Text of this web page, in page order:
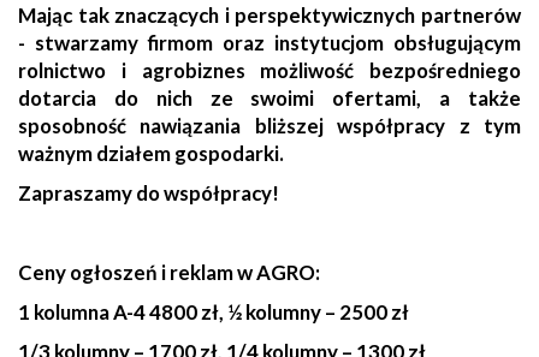
Mając tak znaczących i perspektywicznych partnerów
- stwarzamy firmom oraz instytucjom obsługującym
rolnictwo i agrobiznes możliwość bezpośredniego
dotarcia do nich ze swoimi ofertami, a także
sposobność nawiązania bliższej współpracy z tym
ważnym działem gospodarki.
Zapraszamy do współpracy!
Ceny ogłoszeń i reklam w AGRO:
1 kolumna A-4 4800 zł, ½ kolumny – 2500 zł
1/3 kolumny – 1700 zł, 1/4 kolumny – 1300 zł